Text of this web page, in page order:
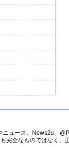
ュース、News2u、
完全なものではなく、